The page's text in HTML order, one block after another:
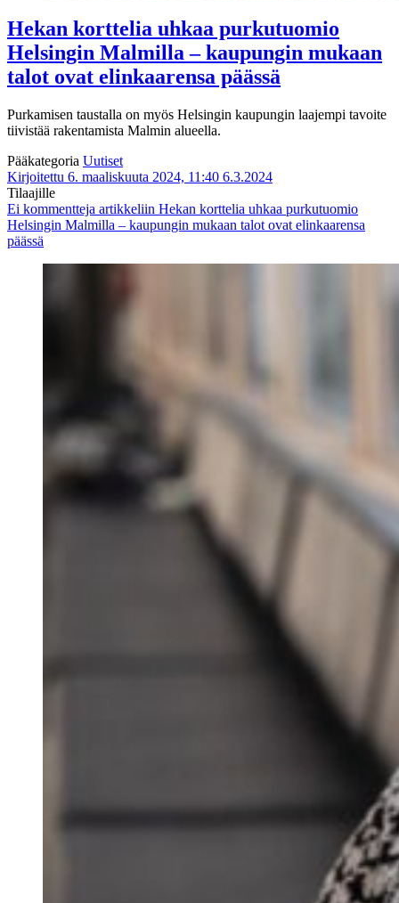
Hekan korttelia uhkaa purkutuomio
Helsingin Malmilla – kaupungin mukaan
talot ovat elinkaarensa päässä
Purkamisen taustalla on myös Helsingin kaupungin laajempi tavoite
tiivistää rakentamista Malmin alueella.
Pääkategoria Uutiset
Kirjoitettu 6. maaliskuuta 2024, 11:40 6.3.2024
Tilaajille
Ei kommentteja artikkeliin Hekan korttelia uhkaa purkutuomio
Helsingin Malmilla – kaupungin mukaan talot ovat elinkaarensa
päässä